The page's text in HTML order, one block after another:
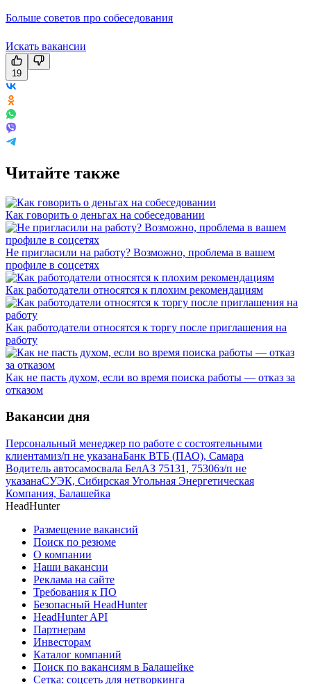
Больше советов про собеседования
Искать вакансии
19
Читайте также
Как говорить о деньгах на собеседовании
Не пригласили на работу? Возможно, проблема в вашем
профиле в соцсетях
Как работодатели относятся к плохим рекомендациям
Как работодатели относятся к торгу после приглашения на
работу
Как не пасть духом, если во время поиска работы — отказ за
отказом
Вакансии дня
Персональный менеджер по работе с состоятельными
клиентамиз/п не указанаБанк ВТБ (ПАО), Самара
Водитель автосамосвала БелАЗ 75131, 75306з/п не
указанаСУЭК, Сибирская Угольная Энергетическая
Компания, Балашейка
HeadHunter
Размещение вакансий
Поиск по резюме
О компании
Наши вакансии
Реклама на сайте
Требования к ПО
Безопасный HeadHunter
HeadHunter API
Партнерам
Инвесторам
Каталог компаний
Поиск по вакансиям в Балашейке
Сетка: соцсеть для нетворкинга